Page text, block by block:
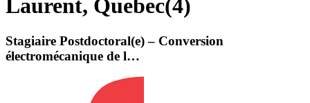
Laurent, Quebec(4)
Stagiaire Postdoctoral(e) – Conversion
électromécanique de l…